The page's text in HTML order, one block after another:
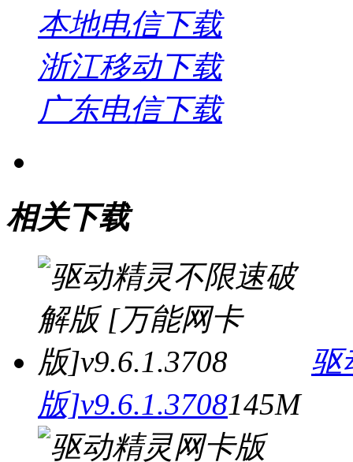
本地电信下载
浙江移动下载
广东电信下载
相关下载
驱
版]v9.6.1.3708145M